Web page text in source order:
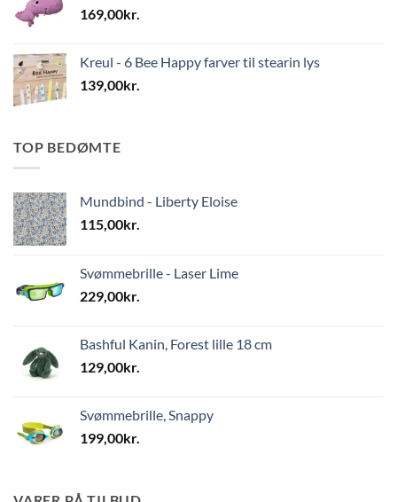
169,00kr.
Kreul - 6 Bee Happy farver til stearin lys
139,00kr.
TOP BEDØMTE
Mundbind - Liberty Eloise
115,00kr.
Svømmebrille - Laser Lime
229,00kr.
Bashful Kanin, Forest lille 18 cm
129,00kr.
Svømmebrille, Snappy
199,00kr.